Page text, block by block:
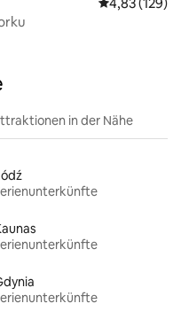
4,83 (129)
in der Nähe